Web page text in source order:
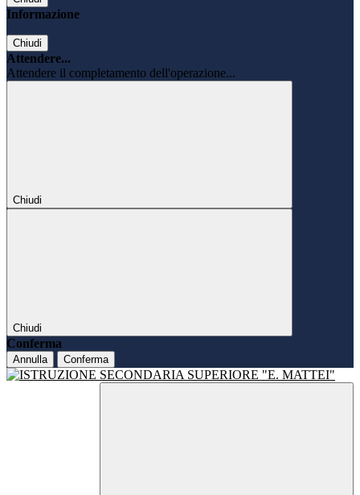
Informazione
Chiudi
Attendere...
Attendere il completamento dell'operazione...
Chiudi
Chiudi
Conferma
Annulla Conferma